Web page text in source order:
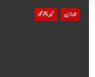
تازہ ترین خیبر پختونخوا